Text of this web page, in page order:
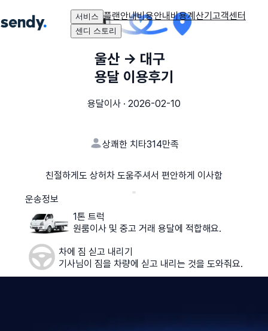
서비스 플랜안내비용안내비용계산기고객센터
센디 스토리
울산 → 대구
용달 이용후기
용달이사 · 2026-02-10
상쾌한 치타314만족
친절하게도 상허차 도움주셔서 편안하게 이사함
운송정보
1톤 트럭
원룸이사 및 중고 거래 용달에 적합해요.
차에 짐 싣고 내리기
기사님이 짐을 차량에 싣고 내리는 것을 도와줘요.